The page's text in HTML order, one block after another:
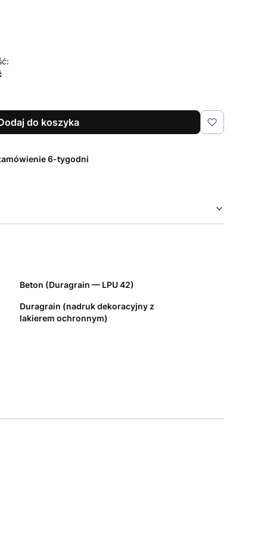
do koszyka
6-tygodni
Beton (Duragrain — LPU 42)
Duragrain (nadruk dekoracyjny z
lakierem ochronnym)